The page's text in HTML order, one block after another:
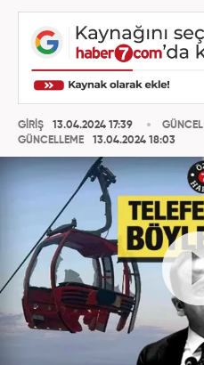
GİRİŞ
13.04.2024 17:39
GÜNCELLEME
13.04.2024 18:03
GÜNCEL